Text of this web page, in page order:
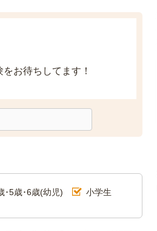
お待ちしてます！
･5歳･6歳(幼児)
小学生